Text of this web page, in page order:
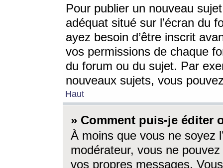
Pour publier un nouveau
adéquat situé sur l’écran du
ayez besoin d’être inscrit
vos permissions de chaque
du forum ou du sujet. Par
nouveaux sujets, vous
Haut
» Comment puis-je éditer
À moins que vous ne soyez
modérateur, vous ne
vos propres messages.